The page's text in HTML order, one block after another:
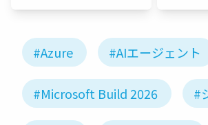
#Azure #AIエージェント
#Microsoft Build 2026 #